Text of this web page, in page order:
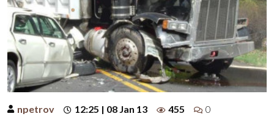
npetrov 12:25 | 08 Jan 13 455 0